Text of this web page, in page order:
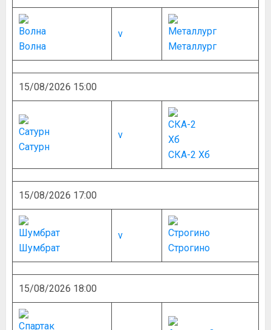
Волна
v
Металлург
15/08/2026 15:00
Сатурн
v
СКА-2 Хб
15/08/2026 17:00
Шумбрат
v
Строгино
15/08/2026 18:00